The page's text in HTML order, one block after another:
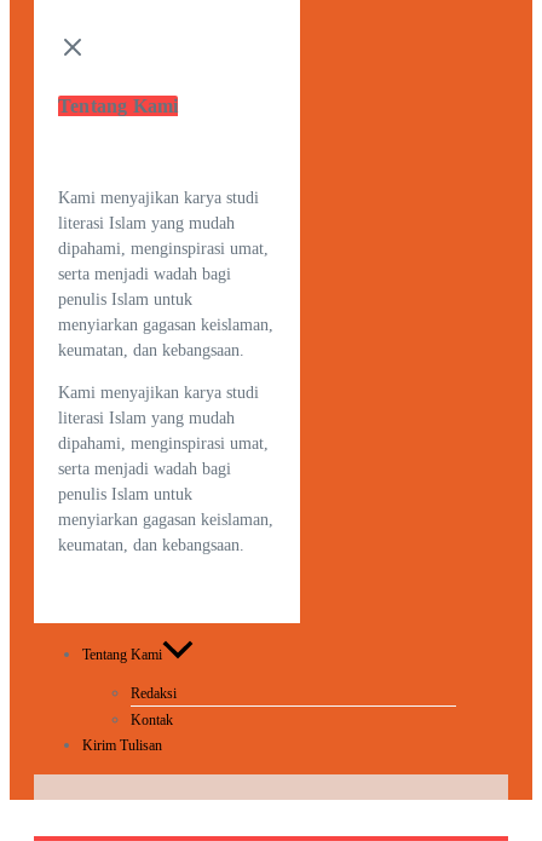
Tentang Kami
Kami menyajikan karya studi
literasi Islam yang mudah
dipahami, menginspirasi umat,
serta menjadi wadah bagi
penulis Islam untuk
menyiarkan gagasan keislaman,
keumatan, dan kebangsaan.
Kami menyajikan karya studi
literasi Islam yang mudah
dipahami, menginspirasi umat,
serta menjadi wadah bagi
penulis Islam untuk
menyiarkan gagasan keislaman,
keumatan, dan kebangsaan.
Tentang Kami
Redaksi
Kontak
Kirim Tulisan